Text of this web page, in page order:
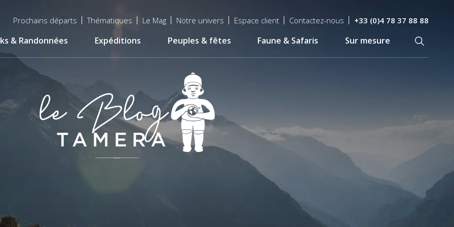
Menu
Prochains départs Thématiques Le Mag Notre univers Espace client Contactez-nous +33 (0)4 78 37 88 88
& Randonnées Expéditions Peuples & fêtes Faune & Safaris Sur mesure